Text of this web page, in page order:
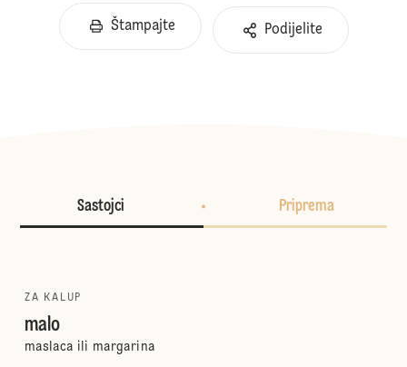
Štampajte Podijelite
Sastojci Priprema
ZA KALUP
malo
maslaca ili margarina